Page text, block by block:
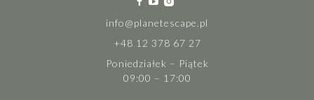
info@planetescape.pl
+48 12 378 67 27
Poniedziałek – Piątek
09:00 – 17:00